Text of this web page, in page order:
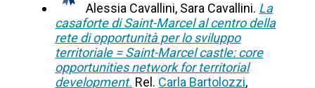
Alessia Cavallini, Sara Cavallini. La
casaforte di Saint-Marcel al centro della
rete di opportunità per lo sviluppo
territoriale = Saint-Marcel castle: core
opportunities network for territorial
development. Rel. Carla Bartolozzi,